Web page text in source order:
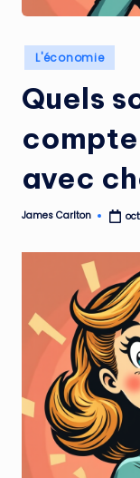
Posted
in
L'économie
Quels
avec
Posted
James Carlton